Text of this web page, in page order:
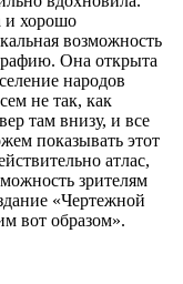
и хорошо
возможность
Она открыта
народов
не так, как
там внизу, и все
показывать этот
атлас,
зрителям
«Чертежной
вот образом».